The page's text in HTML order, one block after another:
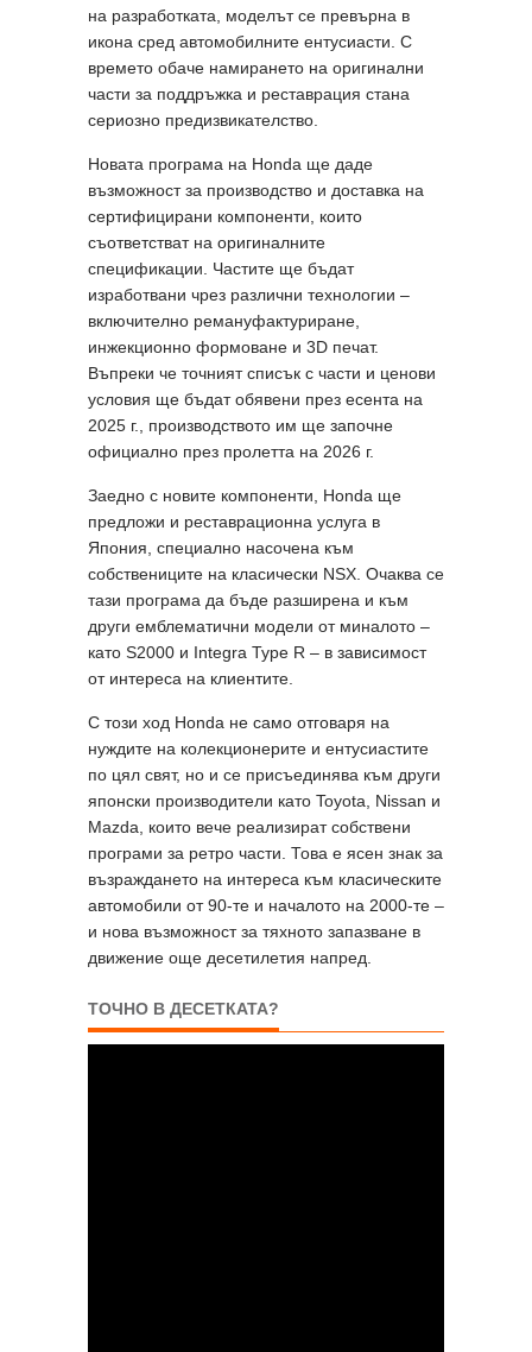
на разработката, моделът се превърна в
икона сред автомобилните ентусиасти. С
времето обаче намирането на оригинални
части за поддръжка и реставрация стана
сериозно предизвикателство.
Новата програма на Honda ще даде
възможност за производство и доставка на
сертифицирани компоненти, които
съответстват на оригиналните
спецификации. Частите ще бъдат
изработвани чрез различни технологии –
включително ремануфактуриране,
инжекционно формоване и 3D печат.
Въпреки че точният списък с части и ценови
условия ще бъдат обявени през есента на
2025 г., производството им ще започне
официално през пролетта на 2026 г.
Заедно с новите компоненти, Honda ще
предложи и реставрационна услуга в
Япония, специално насочена към
собствениците на класически NSX. Очаква се
тази програма да бъде разширена и към
други емблематични модели от миналото –
като S2000 и Integra Type R – в зависимост
от интереса на клиентите.
С този ход Honda не само отговаря на
нуждите на колекционерите и ентусиастите
по цял свят, но и се присъединява към други
японски производители като Toyota, Nissan и
Mazda, които вече реализират собствени
програми за ретро части. Това е ясен знак за
възраждането на интереса към класическите
автомобили от 90-те и началото на 2000-те –
и нова възможност за тяхното запазване в
движение още десетилетия напред.
ТОЧНО В ДЕСЕТКАТА?